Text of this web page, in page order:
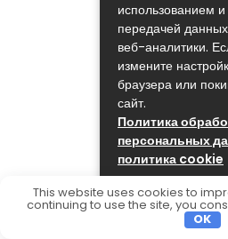
использованием и
передачей
веб-аналитики.
измените
браузера или
сайт.
Политика
персональных
политика cookie
ПРИНЯТЬ
This website uses cookies to
continuing to use the site, you
OK